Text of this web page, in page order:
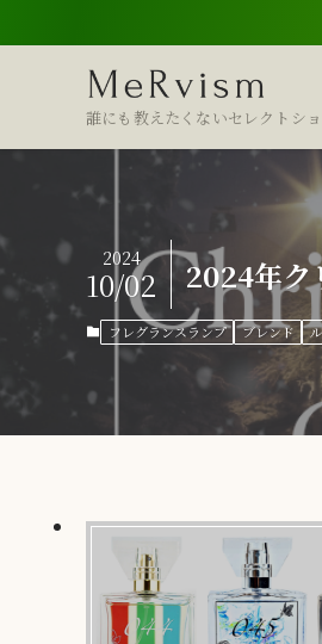
誰にも教えたくないセレクトシ
2024年ク
2024
10/02
フレグランスランプ ブレンド